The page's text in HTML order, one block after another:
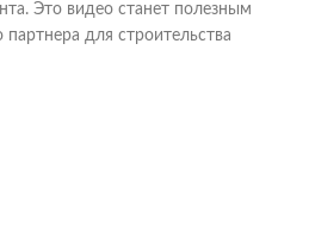
Это видео станет полезным
для строительства